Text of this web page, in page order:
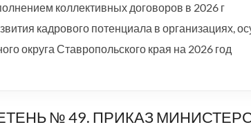
коллективных договоров в 2026 г
кадрового потенциала в организациях,
округа Ставропольского края на 2026 год
№ 49. ПРИКАЗ